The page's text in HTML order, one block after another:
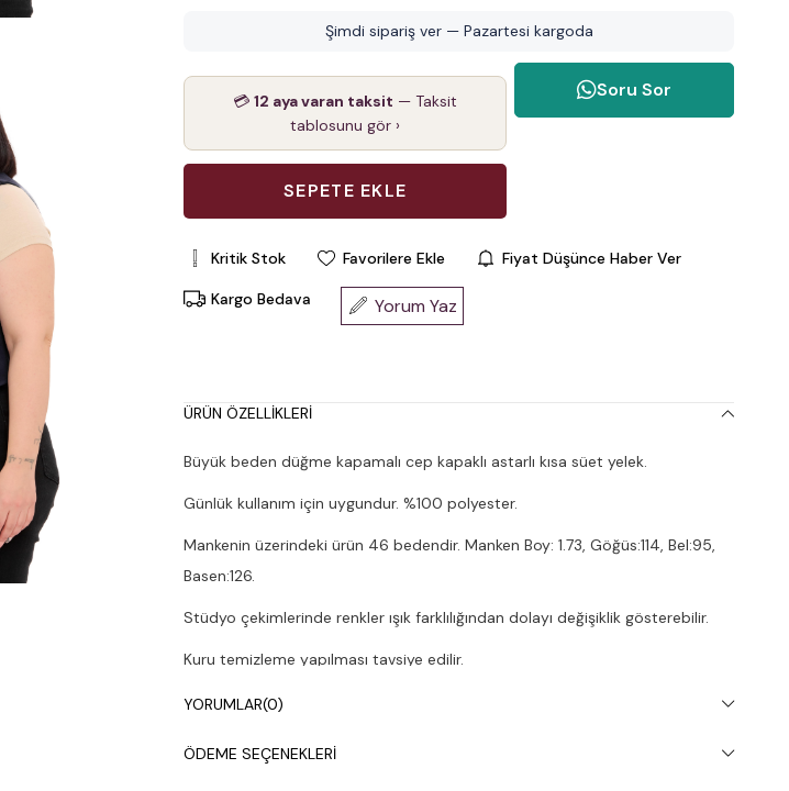
Şimdi sipariş ver — Pazartesi kargoda
💳12 aya varan taksit — Taksit
tablosunu gör ›
Soru Sor
Kritik Stok Favorilere Ekle Fiyat Düşünce Haber Ver
Kargo Bedava Yorum Yaz
ÜRÜN ÖZELLIKLERI
Büyük beden düğme kapamalı cep kapaklı astarlı kısa süet yelek.
Günlük kullanım için uygundur. %100 polyester.
Mankenin üzerindeki ürün 46 bedendir. Manken Boy: 1.73, Göğüs:114, Bel:95,
Basen:126.
Stüdyo çekimlerinde renkler ışık farklılığından dolayı değişiklik gösterebilir.
Kuru temizleme yapılması tavsiye edilir.
YORUMLAR(0)
ÖDEME SEÇENEKLERI